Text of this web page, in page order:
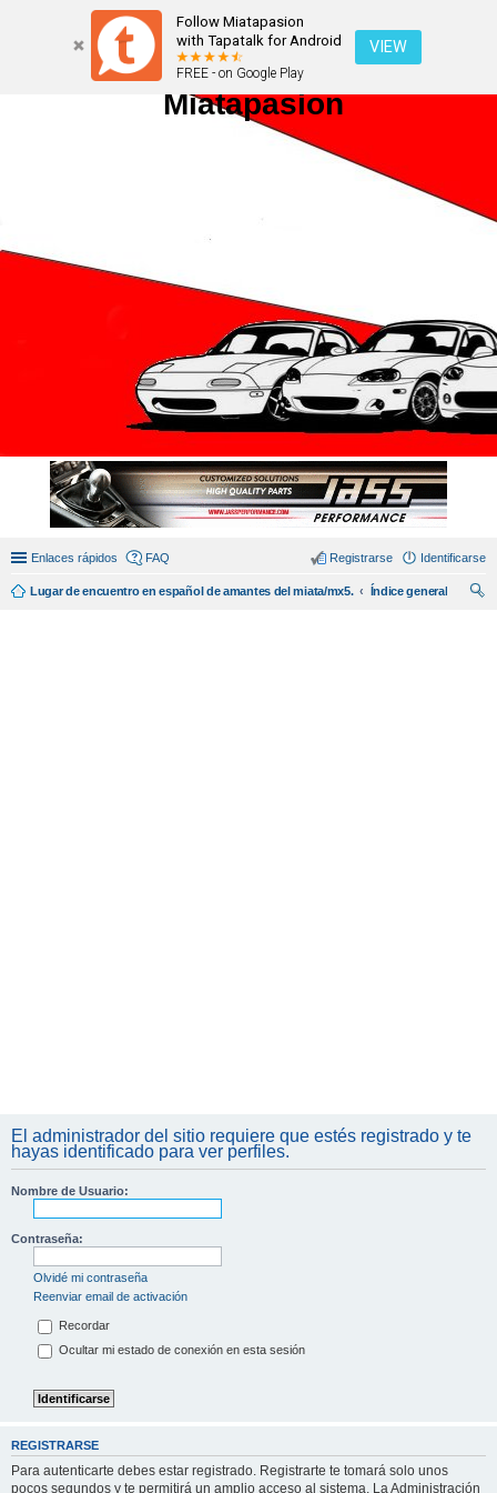
Follow Miatapasion
with Tapatalk for Android
FREE - on Google Play
VIEW
Miatapasion
Enlaces rápidos FAQ Identificarse
Registrarse
Lugar de encuentro en español de amantes del miata/mx5.
Índice general
El administrador del sitio requiere que estés registrado y te
hayas identificado para ver perfiles.
Nombre de Usuario:
Contraseña:
Olvidé mi contraseña
Reenviar email de activación
Recordar
Ocultar mi estado de conexión en esta sesión
REGISTRARSE
Para autenticarte debes estar registrado. Registrarte te tomará solo unos
pocos segundos y te permitirá un amplio acceso al sistema. La Administración